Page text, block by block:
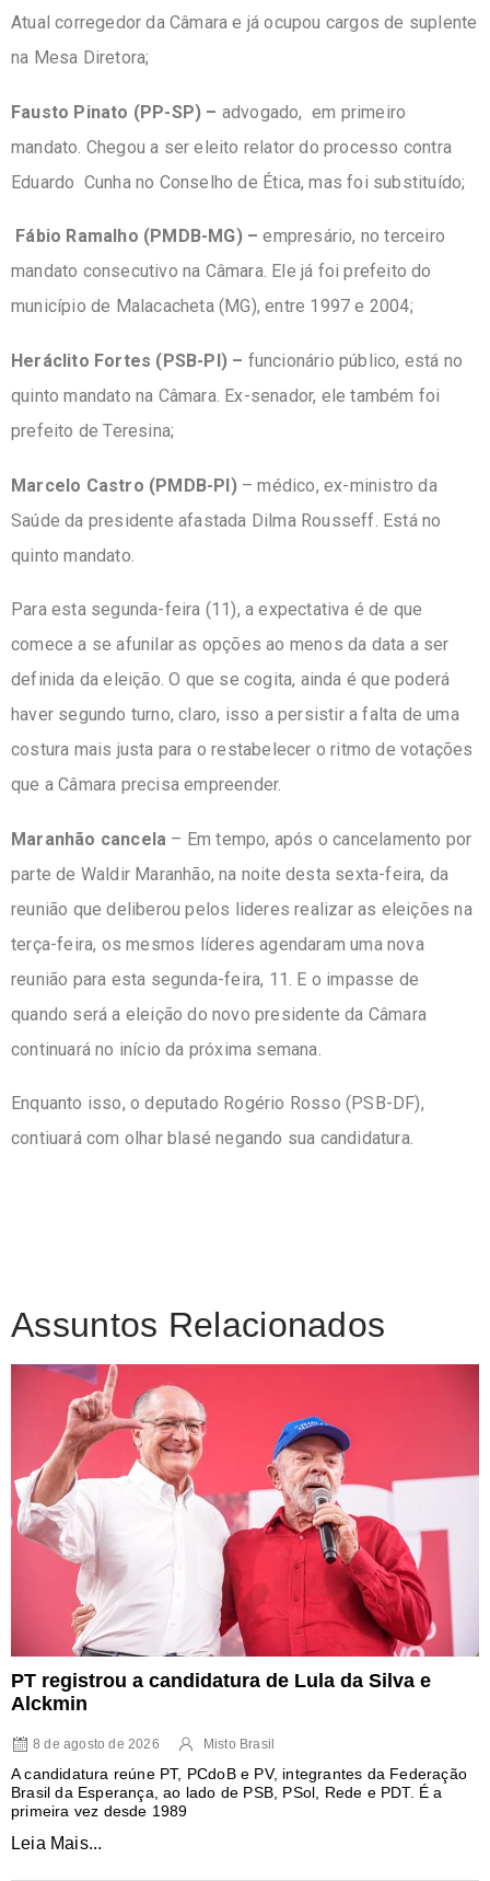
Atual corregedor da Câmara e já ocupou cargos de suplente
na Mesa Diretora;
Fausto Pinato (PP-SP) – advogado, em primeiro
mandato. Chegou a ser eleito relator do processo contra
Eduardo Cunha no Conselho de Ética, mas foi substituído;
Fábio Ramalho (PMDB-MG) – empresário, no terceiro
mandato consecutivo na Câmara. Ele já foi prefeito do
município de Malacacheta (MG), entre 1997 e 2004;
Heráclito Fortes (PSB-PI) – funcionário público, está no
quinto mandato na Câmara. Ex-senador, ele também foi
prefeito de Teresina;
Marcelo Castro (PMDB-PI)–médico, ex-ministro da
Saúde da presidente afastada Dilma Rousseff. Está no
quinto mandato.
Para esta segunda-feira (11), a expectativa é de que
comece a se afunilar as opções ao menos da data a ser
definida da eleição. O que se cogita, ainda é que poderá
haver segundo turno, claro, isso a persistir a falta de uma
costura mais justa para o restabelecer o ritmo de votações
que a Câmara precisa empreender.
Maranhão cancela – Em tempo, após o cancelamento por
parte de Waldir Maranhão, na noite desta sexta-feira, da
reunião que deliberou pelos lideres realizar as eleições na
terça-feira, os mesmos líderes agendaram uma nova
reunião para esta segunda-feira, 11. E o impasse de
quando será a eleição do novo presidente da Câmara
continuará no início da próxima semana.
Enquanto isso, o deputado Rogério Rosso (PSB-DF),
contiuará com olhar blasé negando sua candidatura.
Assuntos Relacionados
PT registrou a candidatura de Lula da Silva e
Alckmin
8 de agosto de 2026 Misto Brasil
A candidatura reúne PT, PCdoB e PV, integrantes da Federação
Brasil da Esperança, ao lado de PSB, PSol, Rede e PDT. É a
primeira vez desde 1989
Leia Mais...